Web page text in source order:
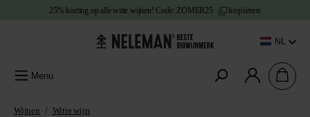
25% korting op alle witte wijnen!Code: ZOMER25 kopiëren
NL
Menu
Wijnen / Witte wijn